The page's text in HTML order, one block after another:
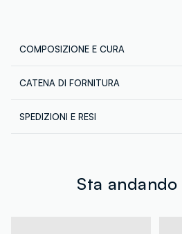
COMPOSIZIONE E CURA
Composizione: 100% COTONE
CATENA DI FORNITURA
SHRINGAAR EXPORTS PVT. LTD.
SPEDIZIONI E RESI
tuoi prodotti in negozio, il
Sta andando